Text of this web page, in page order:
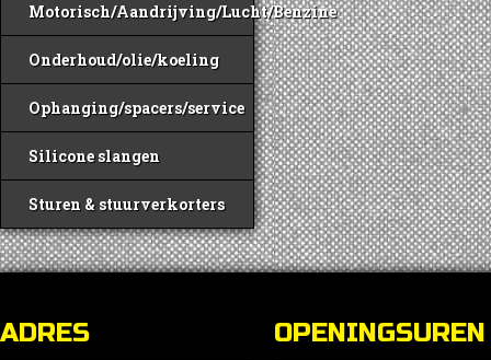
Motorisch/Aandrijving/Lucht/Benzine
Onderhoud/olie/koeling
Ophanging/spacers/service
Silicone slangen
Sturen & stuurverkorters
ADRES OPENINGSUREN